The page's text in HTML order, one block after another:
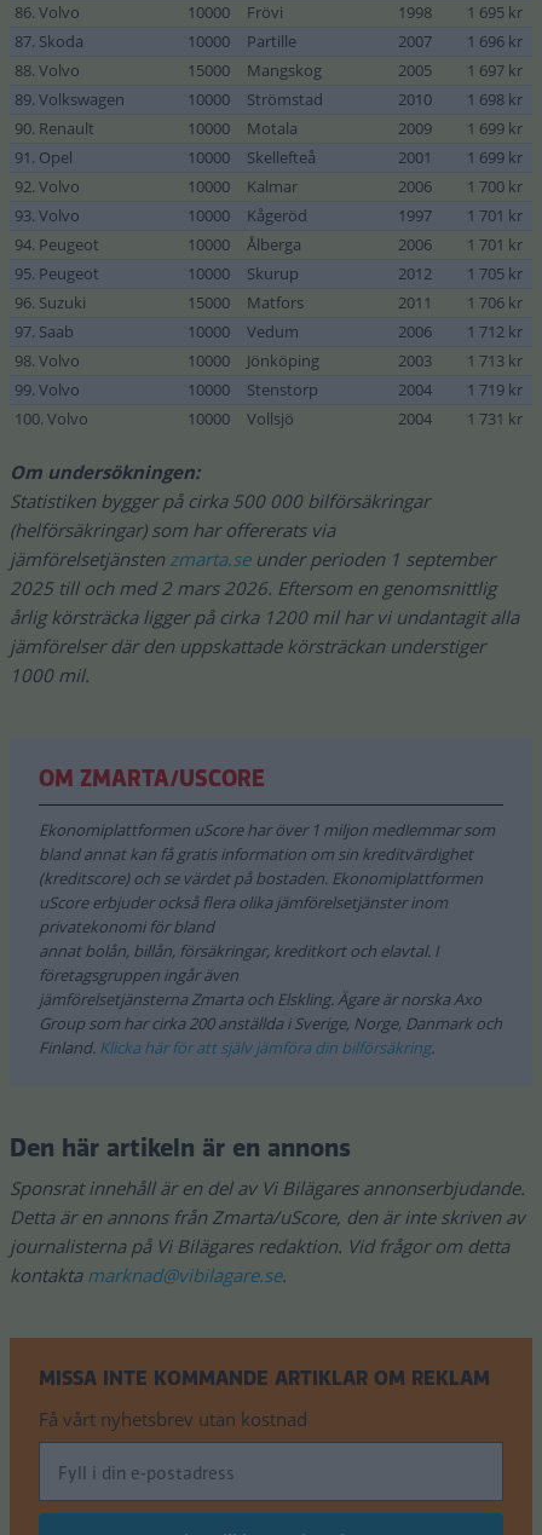
86. Volvo
10000 Frövi 1998
1 695 kr
87. Skoda
10000 Partille 2007
1 696 kr
88. Volvo
15000 Mangskog 2005
1 697 kr
89. Volkswagen
10000 Strömstad 2010
1 698 kr
90. Renault
10000 Motala 2009
1 699 kr
91. Opel
10000 Skellefteå 2001
1 699 kr
92. Volvo
10000 Kalmar 2006
1 700 kr
93. Volvo
10000 Kågeröd 1997
1 701 kr
94. Peugeot
10000 Ålberga 2006
1 701 kr
95. Peugeot
10000 Skurup 2012
1 705 kr
96. Suzuki
15000 Matfors 2011
1 706 kr
97. Saab
10000 Vedum 2006
1 712 kr
98. Volvo
10000 Jönköping 2003
1 713 kr
99. Volvo
10000 Stenstorp 2004
1 719 kr
100. Volvo
10000 Vollsjö 2004 1 731 kr
Om undersökningen:
Statistiken bygger på cirka 500 000 bilförsäkringar
(helförsäkringar) som har offererats via
jämförelsetjänsten zmarta.seunder perioden 1 september
2025 till och med 2 mars 2026. Eftersom en genomsnittlig
årlig körsträcka ligger på cirka 1200 mil har vi undantagit alla
jämförelser där den uppskattade körsträckan understiger
1000 mil.
OM ZMARTA/USCORE
Ekonomiplattformen uScore har över 1 miljon medlemmar som
bland annat kan få gratis information om sin kreditvärdighet
(kreditscore) och se värdet på bostaden. Ekonomiplattformen
uScore erbjuder också flera olika jämförelsetjänster inom
privatekonomi för bland
annat bolån, billån, försäkringar, kreditkort och elavtal. I
företagsgruppen ingår även
jämförelsetjänsterna Zmarta och Elskling. Ägare är norska Axo
Group som har cirka 200 anställda i Sverige, Norge, Danmark och
Finland. Klicka här för att själv jämföra din bilförsäkring.
Den här artikeln är en annons
Sponsrat innehåll är en del av Vi Bilägares annonserbjudande.
Detta är en annons från Zmarta/uScore, den är inte skriven av
journalisterna på Vi Bilägares redaktion. Vid frågor om detta
kontakta marknad@vibilagare.se.
MISSA INTE KOMMANDE ARTIKLAR OM REKLAM
Få vårt nyhetsbrev utan kostnad